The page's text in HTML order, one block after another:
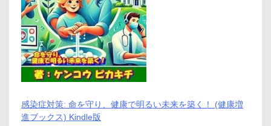
感染症対策: 命を守り、健康で明るい未来を築く！ (健康増
進ブックス) Kindle版